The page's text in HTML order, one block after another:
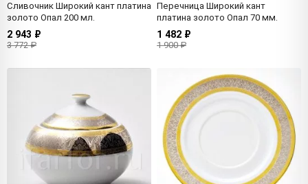
Сливочник Широкий кант платина
золото Опал 200 мл.
2 943 ₽
3 772 ₽
Перечница Широкий кант
платина золото Опал 70 мм.
1 482 ₽
1 900 ₽